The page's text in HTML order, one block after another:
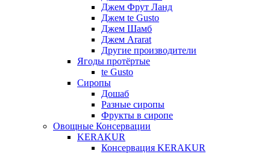
Джем Фрут Ланд
Джем te Gusto
Джем Шамб
Джем Ararat
Другие производители
Ягоды протёртые
te Gusto
Сиропы
Дошаб
Разные сиропы
Фрукты в сиропе
Овощные Консервации
KERAKUR
Консервация KERAKUR